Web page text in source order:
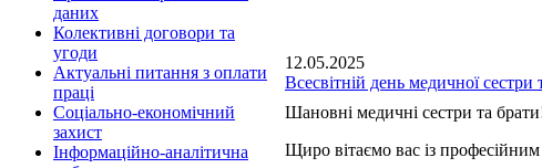
даних
Колективні договори та
угоди
Актуальні питання з оплати
праці
Соціально-економічний
захист
Інформаційно-аналітична
12.05.2025
Всесвітній день медичної
Шановні медичні сестри та
Щиро вітаємо вас із